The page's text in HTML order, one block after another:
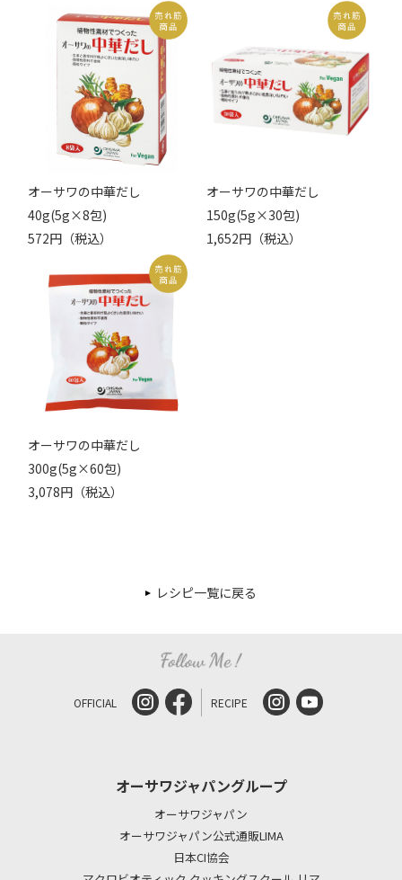
オーサワの中華だし
40g(5g×8包)
572円（税込）
オーサワの中華だし
150g(5g×30包)
1,652円（税込）
オーサワの中華だし
300g(5g×60包)
3,078円（税込）
レシピ一覧に戻る
OFFICIAL RECIPE
オーサワジャパングループ
オーサワジャパン
オーサワジャパン公式通販LIMA
日本CI協会